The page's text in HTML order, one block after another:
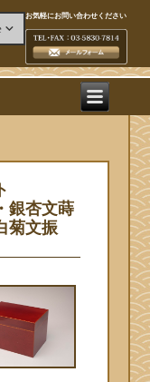
お気軽にお問い合わせください
銀杏文蒔
菊文振